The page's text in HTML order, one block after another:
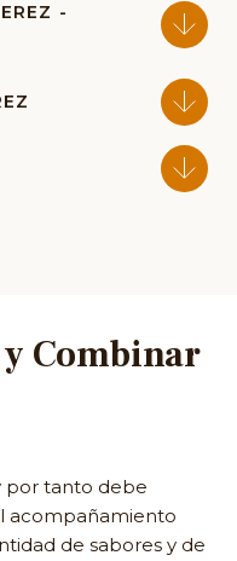
-
Combinar
por tanto debe
acompañamiento
de sabores y de